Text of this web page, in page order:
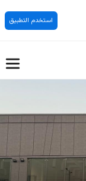
استخدم التطبيق